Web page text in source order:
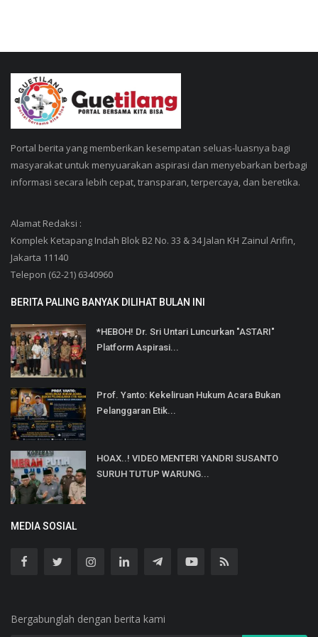
Portal berita yang memberikan kesempatan seluas-luasnya bagi
masyarakat untuk menyuarakan aspirasi dan menyebarkan berbagi
informasi secara lebih cepat, transparan, terpercaya, dan beretika.
Alamat Redaksi :
Komplek Ketapang Indah Blok B2 No. 33 & 34 Jalan KH Zainul Arifin,
Jakarta 11140
Telepon (62-21) 6340960
BERITA PALING BANYAK DILIHAT BULAN INI
*HEBOH! Dr. Sri Untari Luncurkan "ASTARI"
Platform Aspirasi...
Prof. Yanto: Kekeliruan Hukum Acara Bukan
Pelanggaran Etik...
HOAX..! VIDEO MENTERI YANDRI SUSANTO
SURUH TUTUP WARUNG...
MEDIA SOSIAL
Bergabunglah dengan berita kami